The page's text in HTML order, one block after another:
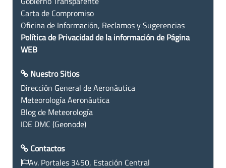
Carta de Compromiso
Oficina de Información, Reclamos y Sugerencias
Política de Privacidad de la información de Página
WEB
Nuestro Sitios
Dirección General de Aeronáutica
Meteorología Aeronáutica
Blog de Meteorología
IDE DMC (Geonode)
Contactos
Av. Portales 3450, Estación Central